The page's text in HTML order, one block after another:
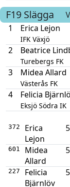
F19 Slägga
1
Erica Lejon
IFK Växjö
2 Beatrice
Turebergs FK
3 Midea Allard
Västerås FK
4 Felicia
Eksjö Södra IK
372
Erica
Lejon
601
Midea
Allard
227
Felicia
Bjärnlöv